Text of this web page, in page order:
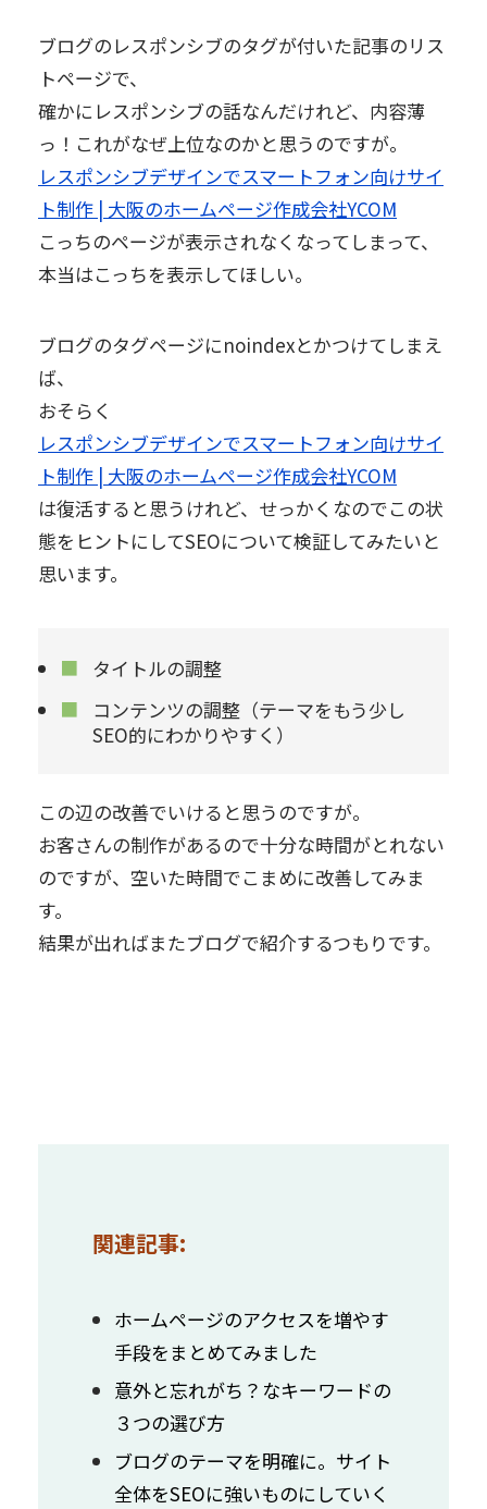
ブログのレスポンシブのタグが付いた記事のリス
トページで、
確かにレスポンシブの話なんだけれど、内容薄
っ！これがなぜ上位なのかと思うのですが。
レスポンシブデザインでスマートフォン向けサイ
ト制作 | 大阪のホームページ作成会社YCOM
こっちのページが表示されなくなってしまって、
本当はこっちを表示してほしい。
ブログのタグページにnoindexとかつけてしまえ
ば、
おそらく
レスポンシブデザインでスマートフォン向けサイ
ト制作 | 大阪のホームページ作成会社YCOM
は復活すると思うけれど、せっかくなのでこの状
態をヒントにしてSEOについて検証してみたいと
思います。
タイトルの調整
コンテンツの調整（テーマをもう少し
SEO的にわかりやすく）
この辺の改善でいけると思うのですが。
お客さんの制作があるので十分な時間がとれない
のですが、空いた時間でこまめに改善してみま
す。
結果が出ればまたブログで紹介するつもりです。
関連記事:
ホームページのアクセスを増やす
手段をまとめてみました
意外と忘れがち？なキーワードの
３つの選び方
ブログのテーマを明確に。サイト
全体をSEOに強いものにしていく